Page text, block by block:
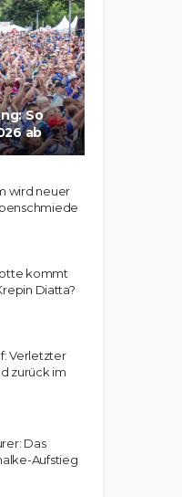
So
ab
wird neuer
kommt
Diatta?
Verletzter
zurück im
Das
Aufstieg